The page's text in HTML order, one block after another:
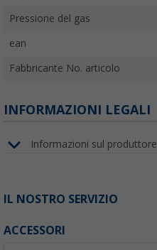
Pressione del gas
ean
Fabbricante No. articolo
INFORMAZIONI LEGALI
Informazioni sul produttore
IL NOSTRO SERVIZIO
ACCESSORI